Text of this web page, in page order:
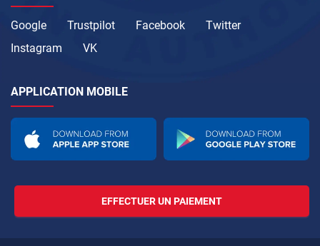
Google Trustpilot Facebook
Twitter
Instagram
VK
APPLICATION MOBILE
EFFECTUER UN PAIEMENT